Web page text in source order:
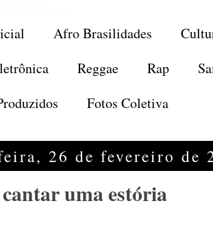
Afro Brasilidades
Reggae Rap
Fotos Coletiva
26 de fevereiro de
uma estória